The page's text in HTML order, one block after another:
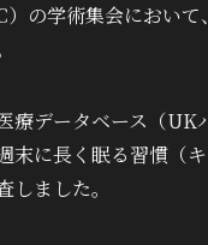
の学術集会におい
療データベース（
末に長く眠る習慣（
ました。